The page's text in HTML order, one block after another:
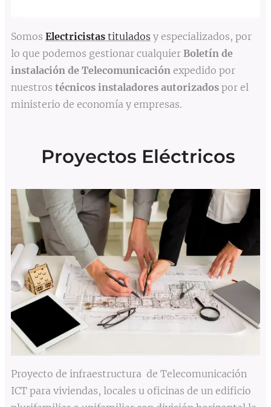
Somos Electricistas titulados y especializados, por
lo que podemos gestionar cualquier Boletín de
instalación de Telecomunicación expedido por
nuestros técnicos instaladores autorizados por el
ministerio de economía y empresas.
Proyectos Eléctricos
Proyecto de infraestructura de Telecomunicación
ICT para viviendas, locales u oficinas de un edificio